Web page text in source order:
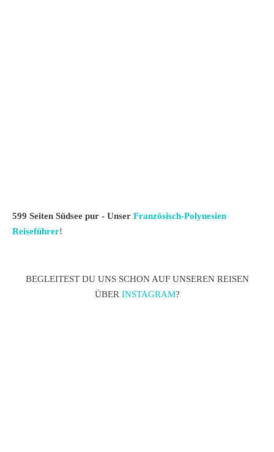
599 Seiten Südsee pur - Unser Französisch-Polynesien
Reiseführer!
BEGLEITEST DU UNS SCHON AUF UNSEREN REISEN
ÜBER INSTAGRAM?